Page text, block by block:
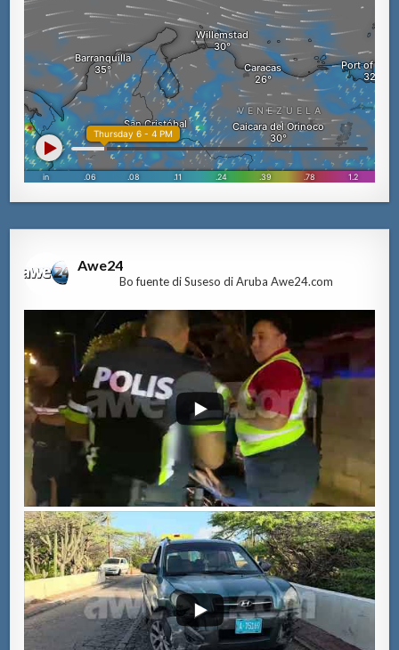
Awe24
Bo fuente di Suseso di Aruba Awe24.com